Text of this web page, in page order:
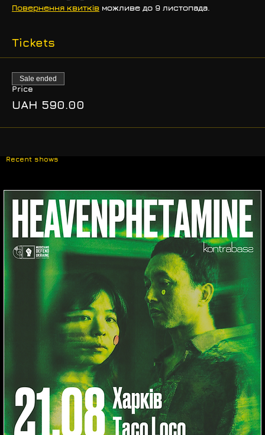
Повернення квитків можливе до 9 листопада.
Tickets
Price
UAH 590.00
Sale ended
Recent shows